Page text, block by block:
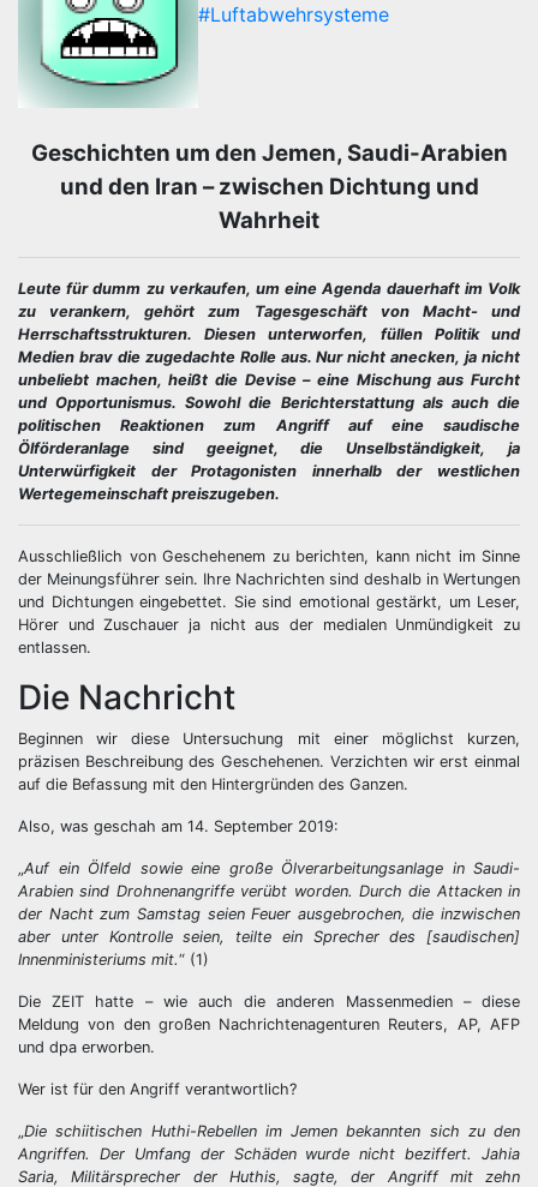
#Luftabwehrsysteme
Geschichten um den Jemen, Saudi-Arabien
und den Iran – zwischen Dichtung und
Wahrheit
Leute für dumm zu verkaufen, um eine Agenda dauerhaft im Volk
zu verankern, gehört zum Tagesgeschäft von Macht- und
Herrschaftsstrukturen. Diesen unterworfen, füllen Politik und
Medien brav die zugedachte Rolle aus. Nur nicht anecken, ja nicht
unbeliebt machen, heißt die Devise – eine Mischung aus Furcht
und Opportunismus. Sowohl die Berichterstattung als auch die
politischen Reaktionen zum Angriff auf eine saudische
Ölförderanlage sind geeignet, die Unselbständigkeit, ja
Unterwürfigkeit der Protagonisten innerhalb der westlichen
Wertegemeinschaft preiszugeben.
Ausschließlich von Geschehenem zu berichten, kann nicht im Sinne
der Meinungsführer sein. Ihre Nachrichten sind deshalb in Wertungen
und Dichtungen eingebettet. Sie sind emotional gestärkt, um Leser,
Hörer und Zuschauer ja nicht aus der medialen Unmündigkeit zu
entlassen.
Die Nachricht
Beginnen wir diese Untersuchung mit einer möglichst kurzen,
präzisen Beschreibung des Geschehenen. Verzichten wir erst einmal
auf die Befassung mit den Hintergründen des Ganzen.
Also, was geschah am 14. September 2019:
„Auf ein Ölfeld sowie eine große Ölverarbeitungsanlage in Saudi-
Arabien sind Drohnenangriffe verübt worden. Durch die Attacken in
der Nacht zum Samstag seien Feuer ausgebrochen, die inzwischen
aber unter Kontrolle seien, teilte ein Sprecher des [saudischen]
Innenministeriums mit.“ (1)
Die ZEIT hatte – wie auch die anderen Massenmedien – diese
Meldung von den großen Nachrichtenagenturen Reuters, AP, AFP
und dpa erworben.
Wer ist für den Angriff verantwortlich?
„Die schiitischen Huthi-Rebellen im Jemen bekannten sich zu den
Angriffen. Der Umfang der Schäden wurde nicht beziffert. Jahia
Saria, Militärsprecher der Huthis, sagte, der Angriff mit zehn